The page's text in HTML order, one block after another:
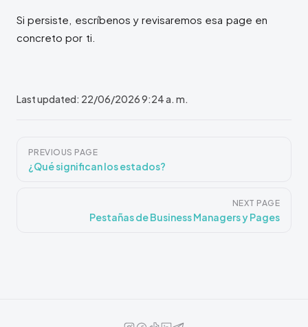
Si persiste, escríbenos y revisaremos esa page en
concreto por ti.
Last updated: 22/06/2026 9:24 a. m.
PREVIOUS PAGE
¿Qué significan los estados?
NEXT PAGE
Pestañas de Business Managers y Pages